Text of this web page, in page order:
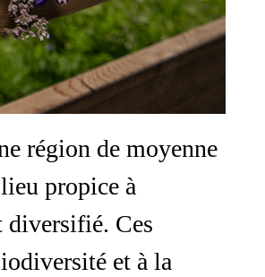
région de moyenne
propice à
diversifié. Ces
et à la